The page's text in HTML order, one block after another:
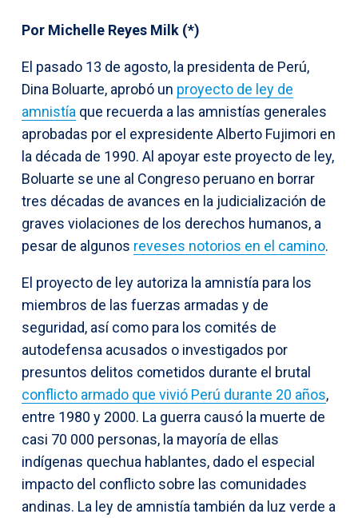
Por Michelle Reyes Milk (*)
El pasado 13 de agosto, la presidenta de Perú,
Dina Boluarte, aprobó un proyecto de ley de
amnistía que recuerda a las amnistías generales
aprobadas por el expresidente Alberto Fujimori en
la década de 1990. Al apoyar este proyecto de ley,
Boluarte se une al Congreso peruano en borrar
tres décadas de avances en la judicialización de
graves violaciones de los derechos humanos, a
pesar de algunos reveses notorios en el camino.
El proyecto de ley autoriza la amnistía para los
miembros de las fuerzas armadas y de
seguridad, así como para los comités de
autodefensa acusados o investigados por
presuntos delitos cometidos durante el brutal
conflicto armado que vivió Perú durante 20 años,
entre 1980 y 2000. La guerra causó la muerte de
casi 70 000 personas, la mayoría de ellas
indígenas quechua hablantes, dado el especial
impacto del conflicto sobre las comunidades
andinas. La ley de amnistía también da luz verde a